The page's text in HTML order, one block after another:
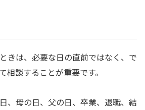
きは、必要な日の直前ではなく、で
相談することが重要です。
、母の日、父の日、卒業、退職、結